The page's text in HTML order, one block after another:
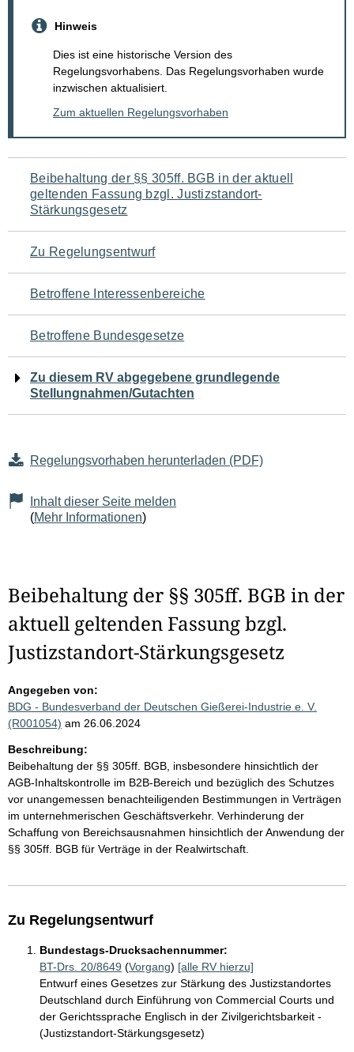
Hinweis
Dies ist eine historische Version des
Regelungsvorhabens. Das Regelungsvorhaben wurde
inzwischen aktualisiert.
Zum aktuellen Regelungsvorhaben
Navigation
für
den
Seiteninhalt
Beibehaltung der §§ 305ff. BGB in der aktuell
geltenden Fassung bzgl. Justizstandort-
Stärkungsgesetz
Zu Regelungsentwurf
Betroffene Interessenbereiche
Betroffene Bundesgesetze
Zu diesem RV abgegebene grundlegende
Stellungnahmen/Gutachten
Regelungsvorhaben herunterladen (PDF)
Inhalt dieser Seite melden
(Mehr Informationen)
Beibehaltung der §§ 305ff. BGB in der
aktuell geltenden Fassung bzgl.
Justizstandort-Stärkungsgesetz
Angegeben von:
BDG - Bundesverband der Deutschen Gießerei-Industrie e. V.
(R001054) am 26.06.2024
Beschreibung:
Beibehaltung der §§ 305ff. BGB, insbesondere hinsichtlich der
AGB-Inhaltskontrolle im B2B-Bereich und bezüglich des Schutzes
vor unangemessen benachteiligenden Bestimmungen in Verträgen
im unternehmerischen Geschäftsverkehr. Verhinderung der
Schaffung von Bereichsausnahmen hinsichtlich der Anwendung der
§§ 305ff. BGB für Verträge in der Realwirtschaft.
Zu Regelungsentwurf
Bundestags-Drucksachennummer:
BT-Drs. 20/8649 (Vorgang) [alle RV hierzu]
Entwurf eines Gesetzes zur Stärkung des Justizstandortes
Deutschland durch Einführung von Commercial Courts und
der Gerichtssprache Englisch in der Zivilgerichtsbarkeit -
(Justizstandort-Stärkungsgesetz)